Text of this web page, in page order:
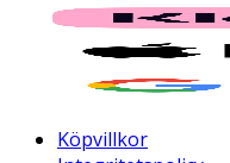
Köpvillkor